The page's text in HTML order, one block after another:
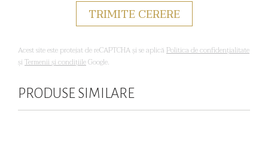
Acest site este protejat de reCAPTCHA și se aplică Politica de confidențialitate
și Termenii și condițiileGoogle.
PRODUSE SIMILARE